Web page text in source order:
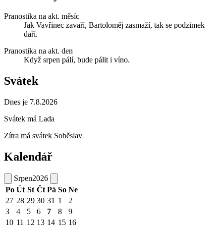
Pranostika na akt. měsíc
Jak Vavřinec zavaří, Bartoloměj zasmaží, tak se podzimek
daří.
Pranostika na akt. den
Když srpen pálí, bude pálit i víno.
Svátek
Dnes je 7.8.2026
Svátek má Lada
Zítra má svátek Soběslav
Kalendář
Srpen2026
Po Út St Čt Pá So Ne
27 28 29 30 31 1
2
3
4 5 6 7 8
9
10 11 12 13 14 15 16